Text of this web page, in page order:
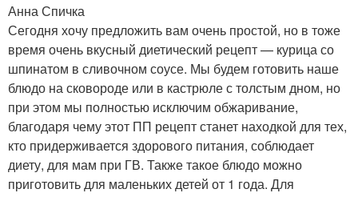
Анна Спичка
Сегодня хочу предложить вам очень простой, но в тоже
время очень вкусный диетический рецепт — курица со
шпинатом в сливочном соусе. Мы будем готовить наше
блюдо на сковороде или в кастрюле с толстым дном, но
при этом мы полностью исключим обжаривание,
благодаря чему этот ПП рецепт станет находкой для тех,
кто придерживается здорового питания, соблюдает
диету, для мам при ГВ. Также такое блюдо можно
приготовить для маленьких детей от 1 года. Для